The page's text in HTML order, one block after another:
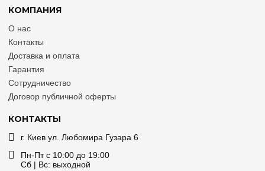
КОНТАКТЫ
г. Киев ул. Любомира Гузара 6
Пн-Пт с 10:00 до 19:00
Сб | Вс: выходной
КОМПАНИЯ
О нас
Контакты
Доставка и оплата
Гарантия
Сотрудничество
Договор публичной оферты